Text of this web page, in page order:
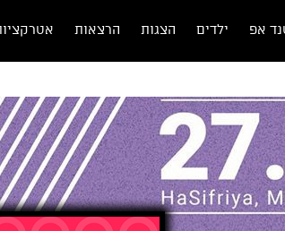
אפ ילדים הצגות הרצאות